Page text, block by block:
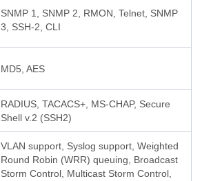
SNMP 1, SNMP 2, RMON, Telnet, SNMP
3, SSH-2, CLI
MD5, AES
RADIUS, TACACS+, MS-CHAP, Secure
Shell v.2 (SSH2)
VLAN support, Syslog support, Weighted
Round Robin (WRR) queuing, Broadcast
Storm Control, Multicast Storm Control,